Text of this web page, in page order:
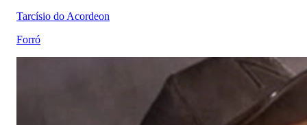
Tarcísio do Acordeon
Forró